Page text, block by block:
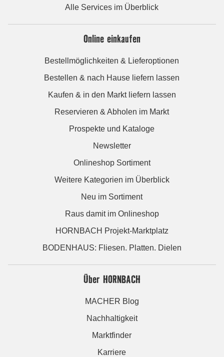
Alle Services im Überblick
Online einkaufen
Bestellmöglichkeiten & Lieferoptionen
Bestellen & nach Hause liefern lassen
Kaufen & in den Markt liefern lassen
Reservieren & Abholen im Markt
Prospekte und Kataloge
Newsletter
Onlineshop Sortiment
Weitere Kategorien im Überblick
Neu im Sortiment
Raus damit im Onlineshop
HORNBACH Projekt-Marktplatz
BODENHAUS: Fliesen. Platten. Dielen
Über HORNBACH
MACHER Blog
Nachhaltigkeit
Marktfinder
Karriere